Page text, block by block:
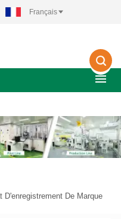
Français
D'enregistrement De Marque